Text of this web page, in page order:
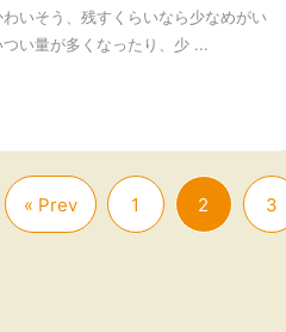
いそう、残すくらいなら少なめがい
い量が多くなったり、少 ...
« Prev 1 2 3